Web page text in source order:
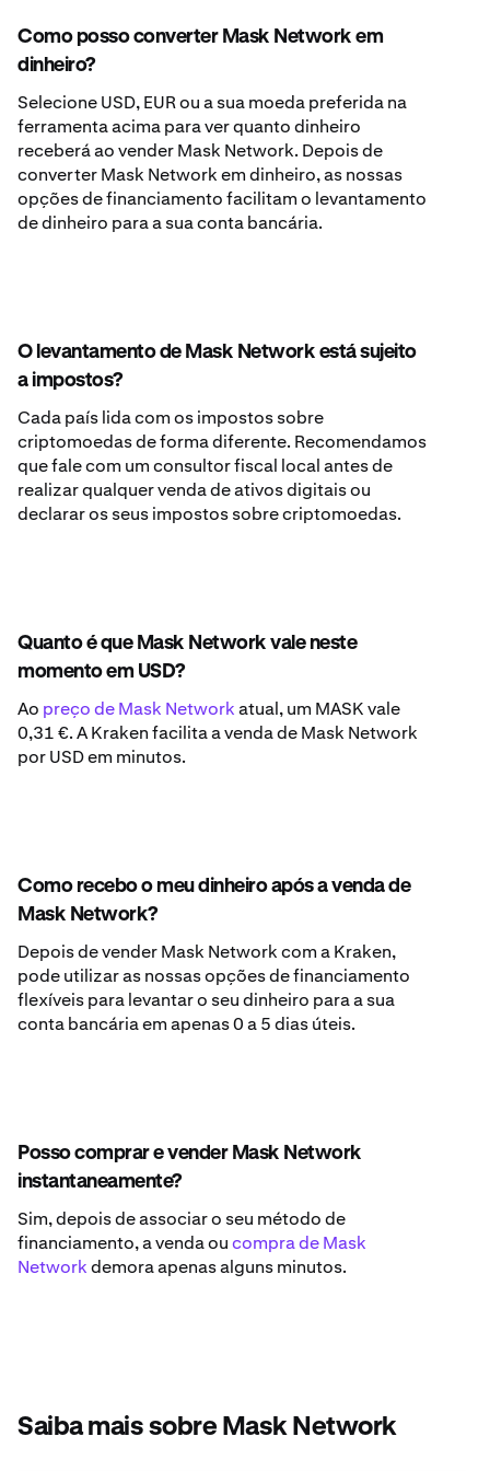
Como posso converter Mask Network em
dinheiro?
Selecione USD, EUR ou a sua moeda preferida na
ferramenta acima para ver quanto dinheiro
receberá ao vender Mask Network. Depois de
converter Mask Network em dinheiro, as nossas
opções de financiamento facilitam o levantamento
de dinheiro para a sua conta bancária.
O levantamento de Mask Network está sujeito
a impostos?
Cada país lida com os impostos sobre
criptomoedas de forma diferente. Recomendamos
que fale com um consultor fiscal local antes de
realizar qualquer venda de ativos digitais ou
declarar os seus impostos sobre criptomoedas.
Quanto é que Mask Network vale neste
momento em USD?
Ao preço de Mask Networkatual, um MASK vale
0,31 €. A Kraken facilita a venda de Mask Network
por USD em minutos.
Como recebo o meu dinheiro após a venda de
Mask Network?
Depois de vender Mask Network com a Kraken,
pode utilizar as nossas opções de financiamento
flexíveis para levantar o seu dinheiro para a sua
conta bancária em apenas 0 a 5 dias úteis.
Posso comprar e vender Mask Network
instantaneamente?
Sim, depois de associar o seu método de
financiamento, a venda oucompra de Mask
Networkdemora apenas alguns minutos.
Saiba mais sobre Mask Network